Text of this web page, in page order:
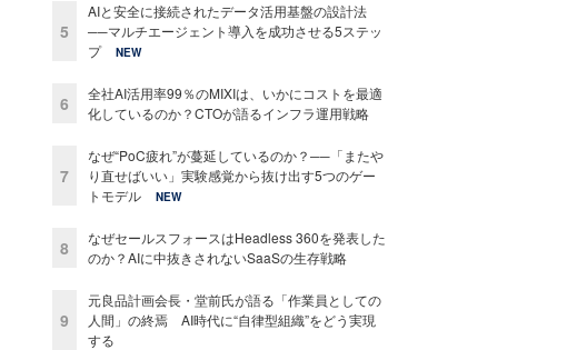
5
AIと安全に接続されたデータ活用基盤の設計法
──マルチエージェント導入を成功させる5ステッ
プ
NEW
6
全社AI活用率99％のMIXIは、いかにコストを最適
化しているのか？CTOが語るインフラ運用戦略
7
なぜ“PoC疲れ”が蔓延しているのか？──「またや
り直せばいい」実験感覚から抜け出す5つのゲー
トモデル
NEW
8
なぜセールスフォースはHeadless 360を発表した
のか？AIに中抜きされないSaaSの生存戦略
9
元良品計画会長・堂前氏が語る「作業員としての
人間」の終焉 AI時代に“自律型組織”をどう実現
する